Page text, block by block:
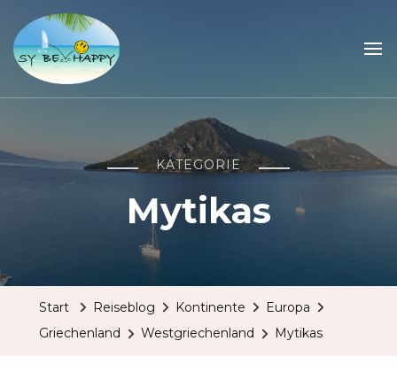
Sailing Be Happy
ein Traum wird wahr
KATEGORIE
Mytikas
Start Reiseblog Kontinente
Europa
Griechenland
Westgriechenland Mytikas